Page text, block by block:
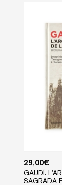
29,00€
GAUDÍ.
SAGRADA